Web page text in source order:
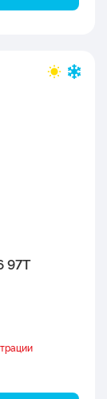
97T